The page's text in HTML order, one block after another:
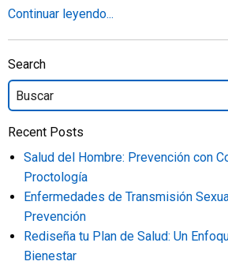
Continuar leyendo...
Search
Recent Posts
Salud del Hombre: Prevención con
Proctología
Enfermedades de Transmisión
Prevención
Rediseña tu Plan de Salud: Un
Bienestar